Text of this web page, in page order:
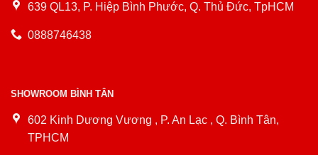
639 QL13, P. Hiệp Bình Phước, Q. Thủ Đức, TpHCM
0888746438
SHOWROOM BÌNH TÂN
602 Kinh Dương Vương , P. An Lạc , Q. Bình Tân,
TPHCM